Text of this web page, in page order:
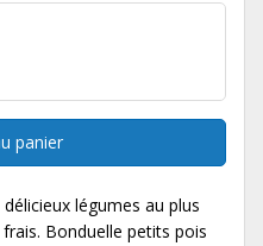
panier
légumes au plus
Bonduelle petits pois